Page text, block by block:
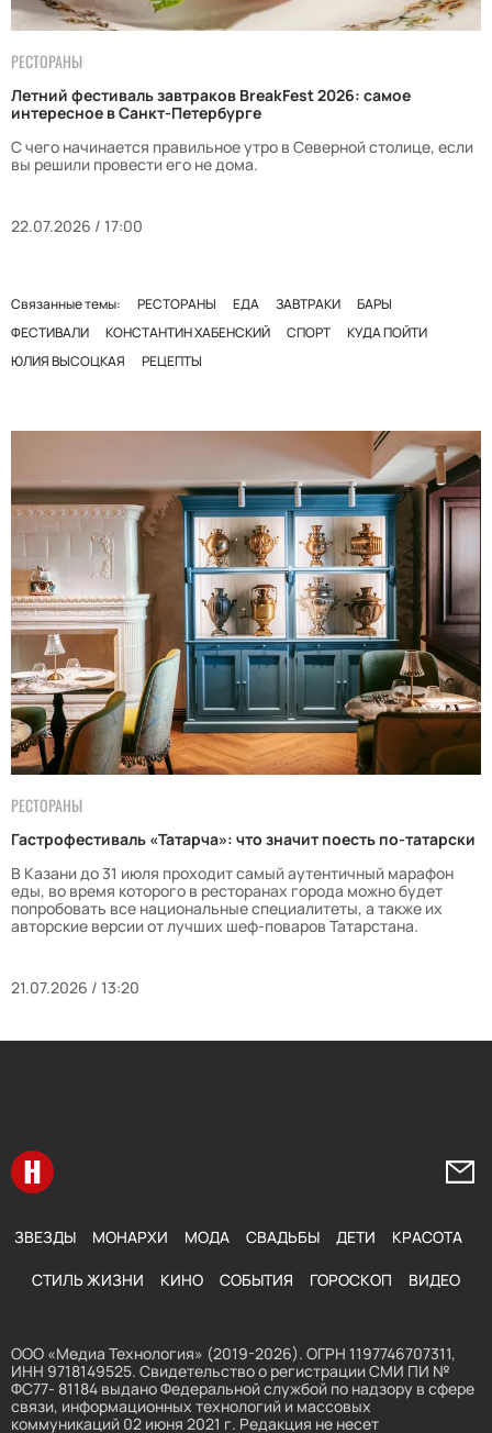
РЕСТОРАНЫ
Летний фестиваль завтраков BreakFest 2026: самое
интересное в Санкт-Петербурге
С чего начинается правильное утро в Северной столице, если
вы решили провести его не дома.
22.07.2026 / 17:00
Связанные темы: РЕСТОРАНЫ ЕДА ЗАВТРАКИ
БАРЫ
ФЕСТИВАЛИ
КОНСТАНТИН ХАБЕНСКИЙ СПОРТ
КУДА ПОЙТИ
ЮЛИЯ ВЫСОЦКАЯ
РЕЦЕПТЫ
РЕСТОРАНЫ
Гастрофестиваль «Татарча»: что значит поесть по-татарски
В Казани до 31 июля проходит самый аутентичный марафон
еды, во время которого в ресторанах города можно будет
попробовать все национальные специалитеты, а также их
авторские версии от лучших шеф-поваров Татарстана.
21.07.2026 / 13:20
Перейти на главную
ЗВЕЗДЫ МОНАРХИ МОДА СВАДЬБЫ ДЕТИ КРАСОТА
СТИЛЬ ЖИЗНИ КИНО СОБЫТИЯ ГОРОСКОП ВИДЕО
ООО «Медиа Технология» (2019-2026). ОГРН 1197746707311,
ИНН 9718149525. Свидетельство о регистрации СМИ ПИ №
ФС77- 81184 выдано Федеральной службой по надзору в сфере
связи, информационных технологий и массовых
коммуникаций 02 июня 2021 г. Редакция не несет